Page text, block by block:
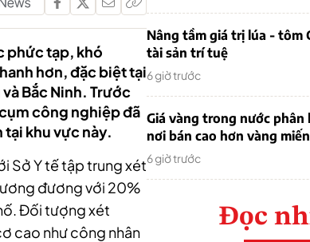
phức tạp, khó
hơn, đặc biệt tại
Bắc Ninh. Trước
công nghiệp đã
khu vực này.
Sở Y tế tập trung xét
đương với 20%
Đối tượng xét
cao như công nhân
Nâng tầm giá trị lúa - tôm
tài sản trí tuệ
6 giờ trước
Giá vàng trong nước phân
nơi bán cao hơn vàng
6 giờ trước
Đọc